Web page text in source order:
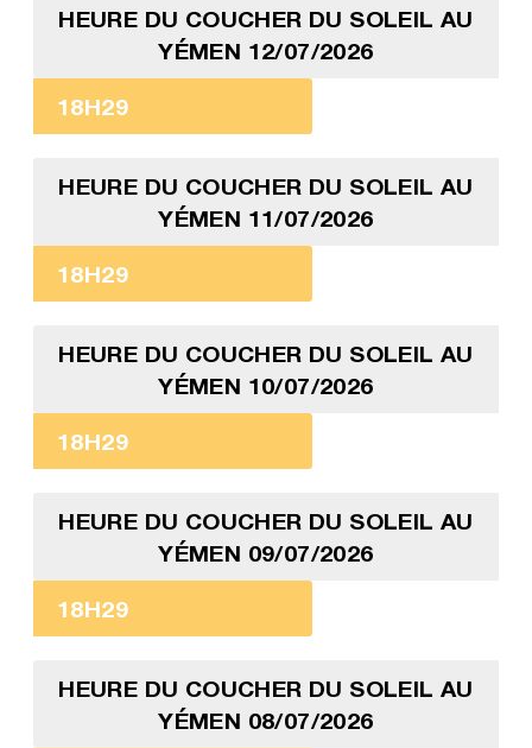
HEURE DU COUCHER DU SOLEIL AU
YÉMEN 12/07/2026
18H29
HEURE DU COUCHER DU SOLEIL AU
YÉMEN 11/07/2026
18H29
HEURE DU COUCHER DU SOLEIL AU
YÉMEN 10/07/2026
18H29
HEURE DU COUCHER DU SOLEIL AU
YÉMEN 09/07/2026
18H29
HEURE DU COUCHER DU SOLEIL AU
YÉMEN 08/07/2026